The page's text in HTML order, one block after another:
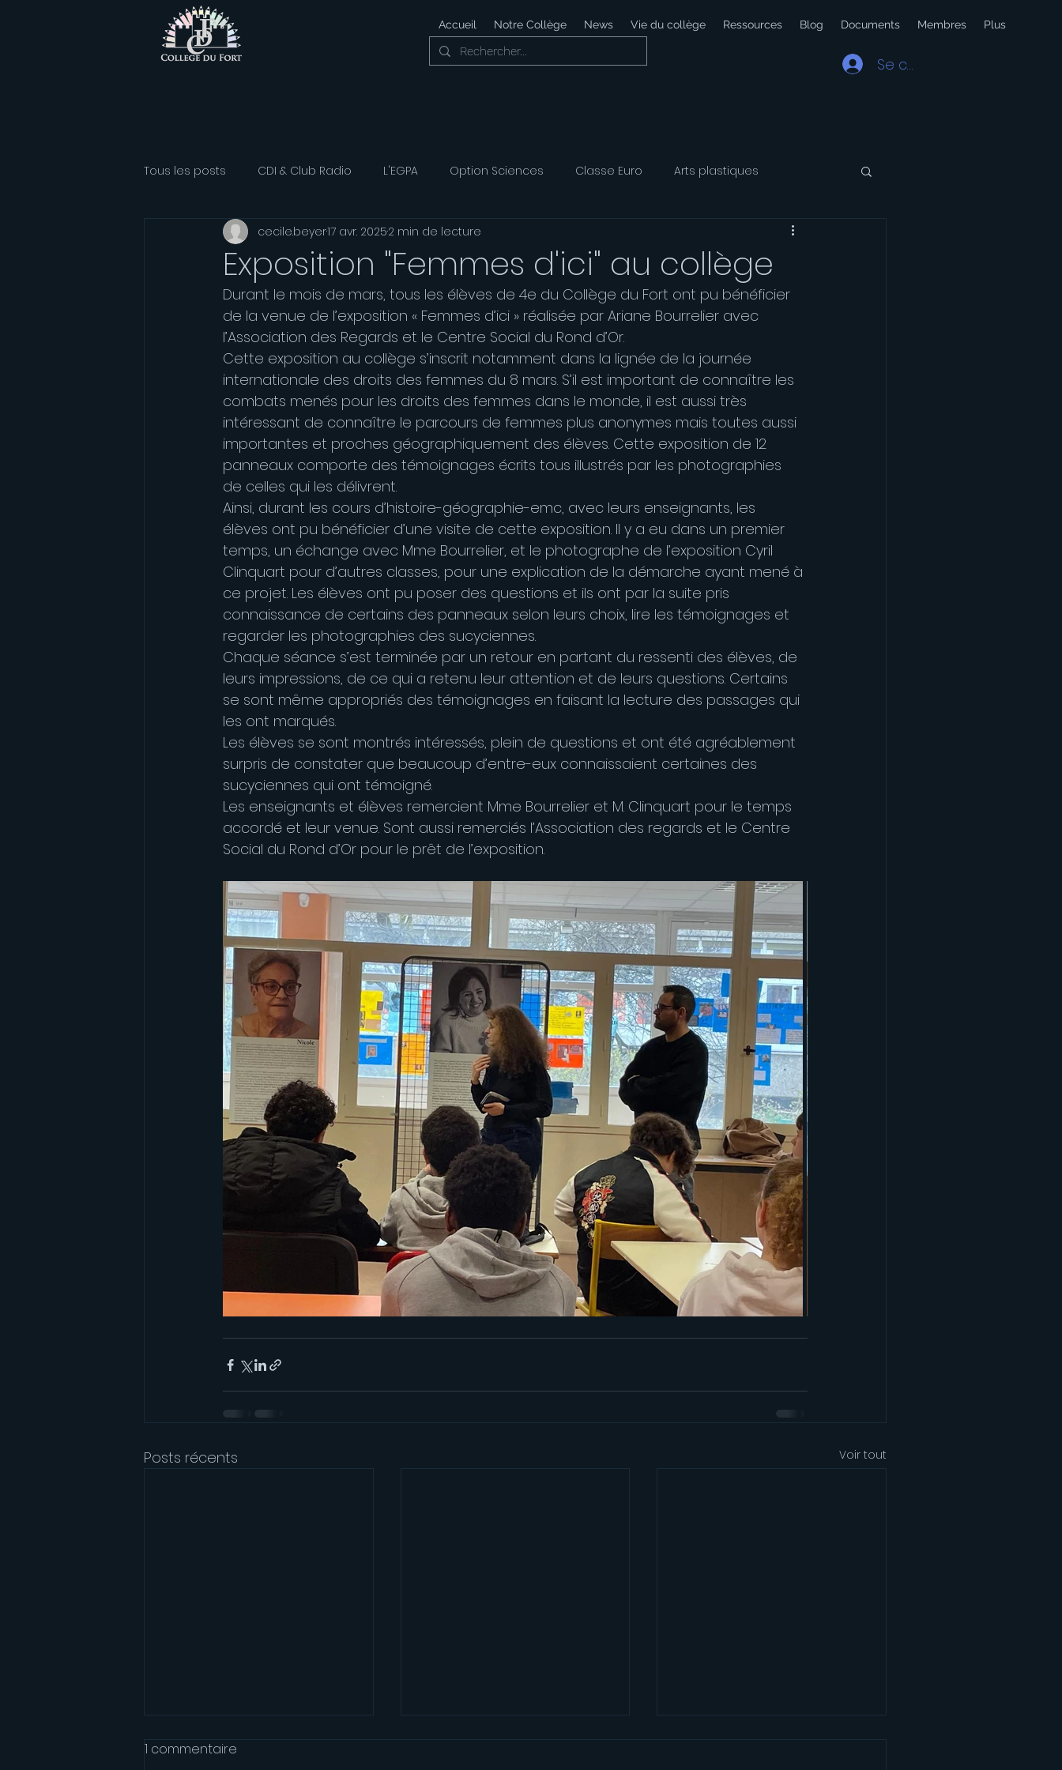
Accueil Notre Collège News Vie du collège Ressources Blog Documents Membres Plus
Se connecter
Tous les posts CDI & Club Radio L'EGPA Option Sciences Classe Euro Arts plastiques
Classe Athlétisme Option Développement Durable Voyage
Association sportive Français Option Musique Option Théatre
Exposition "Femmes d'ici" au collège
cecile.beyer17 avr. 20252 min de lecture
Durant le mois de mars, tous les élèves de 4e du Collège du Fort ont pu bénéficier
de la venue de l’exposition « Femmes d’ici » réalisée par Ariane Bourrelier avec
l’Association des Regards et le Centre Social du Rond d’Or.
Cette exposition au collège s’inscrit notamment dans la lignée de la journée
internationale des droits des femmes du 8 mars. S’il est important de connaître les
combats menés pour les droits des femmes dans le monde, il est aussi très
intéressant de connaître le parcours de femmes plus anonymes mais toutes aussi
importantes et proches géographiquement des élèves. Cette exposition de 12
panneaux comporte des témoignages écrits tous illustrés par les photographies
de celles qui les délivrent.
Ainsi, durant les cours d’histoire-géographie-emc, avec leurs enseignants, les
élèves ont pu bénéficier d’une visite de cette exposition. Il y a eu dans un premier
temps, un échange avec Mme Bourrelier, et le photographe de l’exposition Cyril
Clinquart pour d’autres classes, pour une explication de la démarche ayant mené à
ce projet. Les élèves ont pu poser des questions et ils ont par la suite pris
connaissance de certains des panneaux selon leurs choix, lire les témoignages et
regarder les photographies des sucyciennes.
Chaque séance s’est terminée par un retour en partant du ressenti des élèves, de
leurs impressions, de ce qui a retenu leur attention et de leurs questions. Certains
se sont même appropriés des témoignages en faisant la lecture des passages qui
les ont marqués.
Les élèves se sont montrés intéressés, plein de questions et ont été agréablement
surpris de constater que beaucoup d’entre-eux connaissaient certaines des
sucyciennes qui ont témoigné.
Les enseignants et élèves remercient Mme Bourrelier et M. Clinquart pour le temps
accordé et leur venue. Sont aussi remerciés l’Association des regards et le Centre
Social du Rond d’Or pour le prêt de l’exposition.
Posts récents Voir tout
1 commentaire